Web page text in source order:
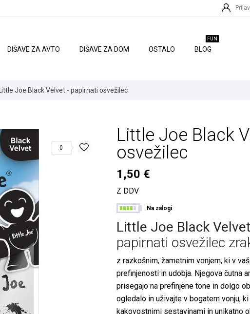
DIŠAVE ZA AVTO DIŠAVE ZA DOM OSTALO BLOG
FUN
Little Joe Black Velvet - papirnati osvežilec
0
Little Joe Black
osvežilec
1,50 €
Z DDV
Na zalogi
Little Joe Black Velvet
papirnati osvežilec
z razkošnim, žametnim vonjem, ki v
prefinjenosti in udobja. Njegova čutna
prisegajo na prefinjene tone in dolgo
ogledalo in uživajte v bogatem vonju,
kakovostnimi sestavinami in unikatno